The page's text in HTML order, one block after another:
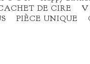
DE CIRE V
PIÈCE UNIQUE